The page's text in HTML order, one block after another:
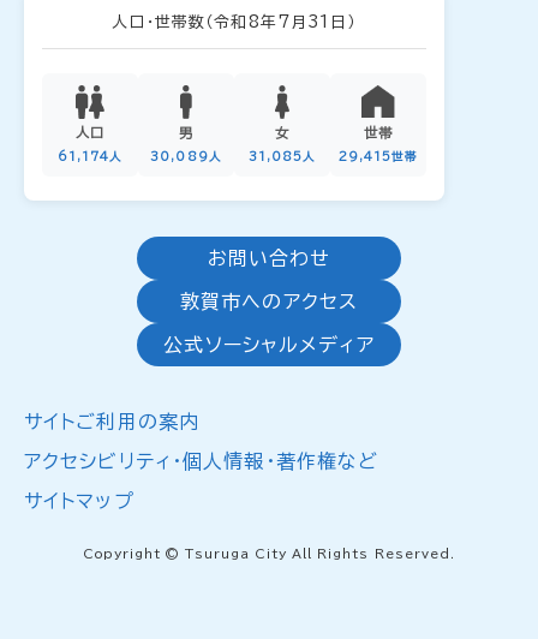
人口・世帯数 （令和8年7月31日）
人口
61,174人
男
30,089人
女
31,085人
世帯
29,415世帯
お問い合わせ
敦賀市へのアクセス
公式ソーシャルメディア
サイトご利用の案内
アクセシビリティ・個人情報・著作権など
サイトマップ
Copyright © Tsuruga City All Rights Reserved.